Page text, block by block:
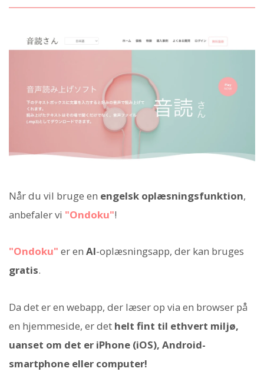
Når du vil bruge en engelsk oplæsningsfunktion,
anbefaler vi "Ondoku"!
"Ondoku" er en AI-oplæsningsapp, der kan bruges
gratis.
Da det er en webapp, der læser op via en browser på
en hjemmeside, er det helt fint til ethvert miljø,
uanset om det er iPhone (iOS), Android-
smartphone eller computer!